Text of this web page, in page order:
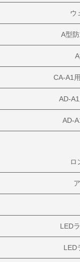
ウ
A型
CA-A1
AD-
AD-
ロ
LED
LED